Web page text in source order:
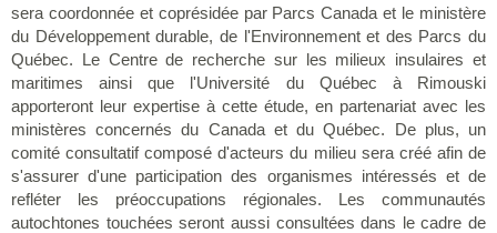
sera coordonnée et coprésidée par Parcs Canada et le ministère
du Développement durable, de l'Environnement et des Parcs du
Québec. Le Centre de recherche sur les milieux insulaires et
maritimes ainsi que l'Université du Québec à Rimouski
apporteront leur expertise à cette étude, en partenariat avec les
ministères concernés du Canada et du Québec. De plus, un
comité consultatif composé d'acteurs du milieu sera créé afin de
s'assurer d'une participation des organismes intéressés et de
refléter les préoccupations régionales. Les communautés
autochtones touchées seront aussi consultées dans le cadre de